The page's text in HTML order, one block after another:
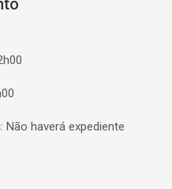
: Não haverá expediente